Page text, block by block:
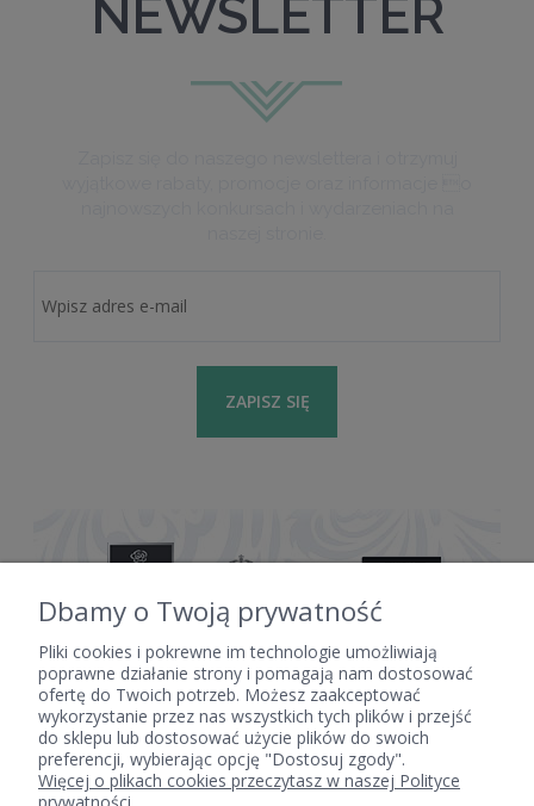
NEWSLETTER
ZAPISZ SIĘ
POMOC
MOJE KONTO
Dbamy o Twoją prywatność
Pliki cookies i pokrewne im technologie umożliwiają
poprawne działanie strony i pomagają nam dostosować
ofertę do Twoich potrzeb. Możesz zaakceptować
wykorzystanie przez nas wszystkich tych plików i przejść
do sklepu lub dostosować użycie plików do swoich
preferencji, wybierając opcję "Dostosuj zgody".
Więcej o plikach cookies przeczytasz w naszej Polityce